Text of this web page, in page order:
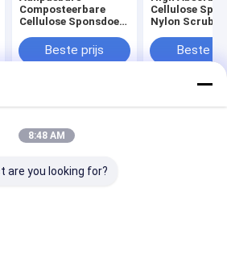
Composteerbare
Cellulose Sponsdoek
Beste prijs
Cellulose
Nylon
duurzame
voor
Beste
Contacteer
Desktop
Privacybeleid
Trade Co., Ltd.. All Rights Reserved.
8:48 AM
are you looking for?